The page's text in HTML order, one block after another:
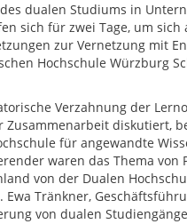
dualen Studiums in
sich für zwei Tage, um sich
zur Vernetzung mit
Hochschule Würzburg
Verzahnung der
diskutiert,
für angewandte
waren das Thema von
von der Dualen
Tränkner,
von dualen